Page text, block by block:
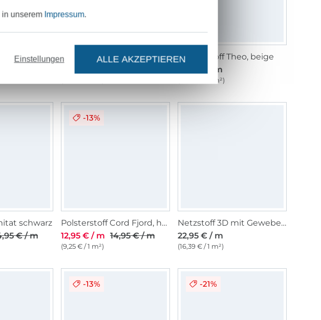
Polsterstoff Breitcord Cozy, blassgrün
Polsterstoff Cord Fjord, blasspetrol
Polsterstoff Theo, beige
14,95 € / m
(10,68 € / 1 m²)
schwarz
€ / m
-13%
Polsterstoff Cord Fjord, hellbeige
12,95 € / m 14,95 € / m
(9,25 € / 1 m²)
Netzstoff 3D mit Geweberücken, schwarz
22,95 € / m
(16,39 € / 1 m²)
-13% -21%
in unserem Impressum.
Einstellungen ALLE AKZEPTIEREN